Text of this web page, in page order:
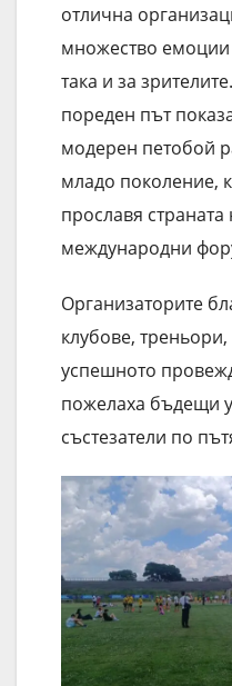
отлична
множество емоции
така и за
пореден път
модерен петобой
младо поколение,
прославя
международни
Организаторите
клубове,
успешното
пожелаха бъдещи
състезатели по